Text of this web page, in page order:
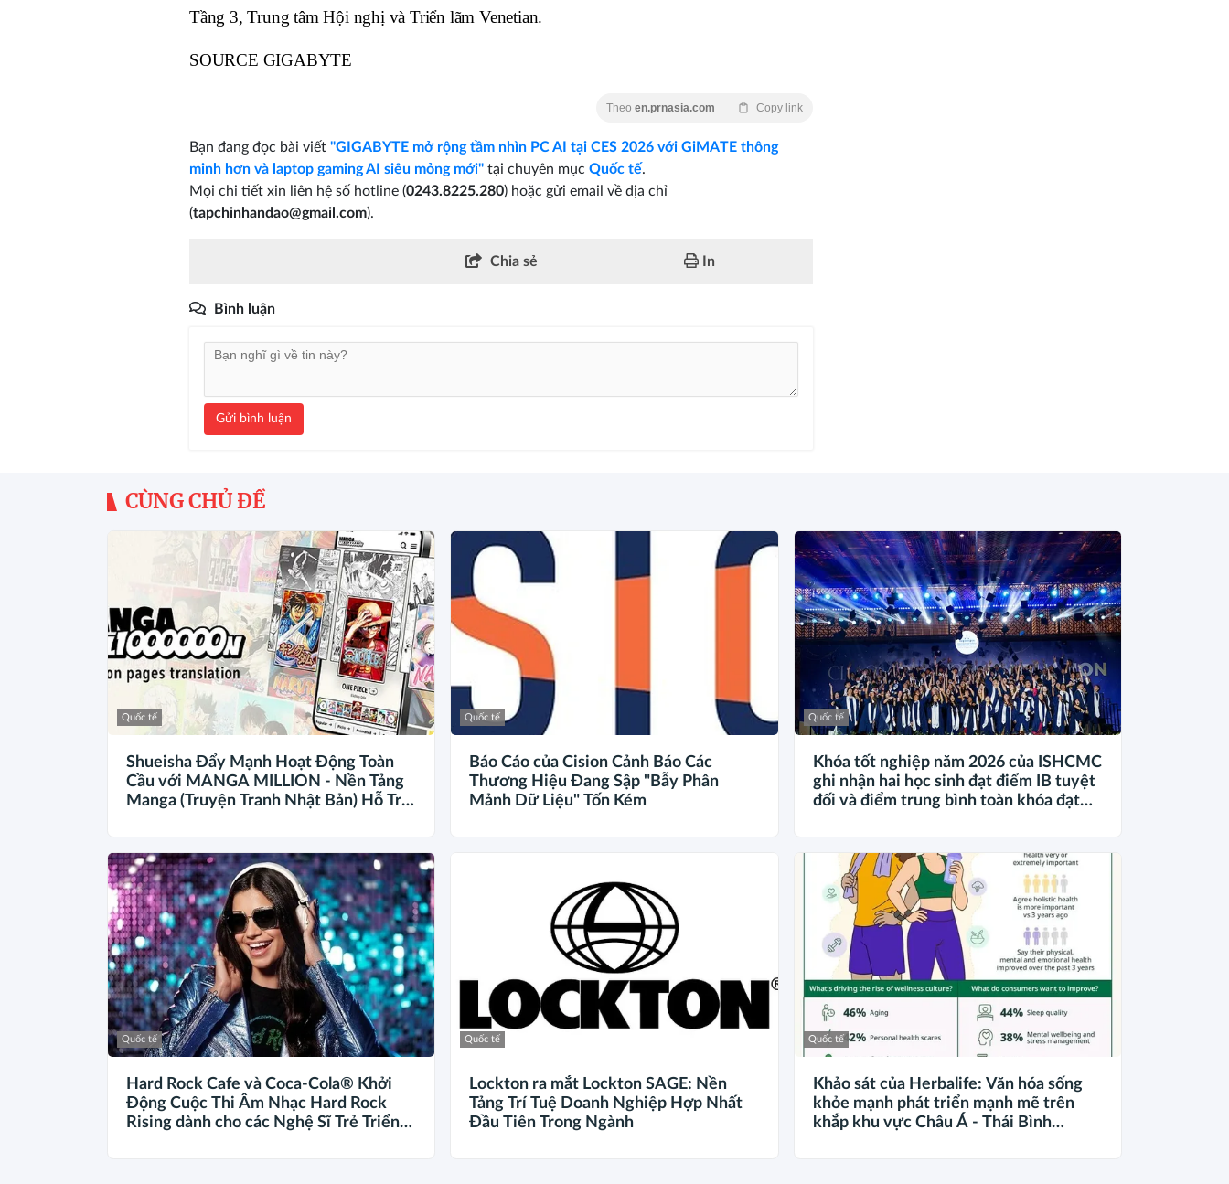
Tầng 3, Trung tâm Hội nghị và Triển lãm Venetian.
SOURCE GIGABYTE
Theo en.prnasia.com Copy link
Bạn đang đọc bài viết "GIGABYTE mở rộng tầm nhìn PC AI tại CES 2026 với GiMATE thông
minh hơn và laptop gaming AI siêu mỏng mới" tại chuyên mục Quốc tế.
Mọi chi tiết xin liên hệ số hotline (0243.8225.280) hoặc gửi email về địa chỉ
(tapchinhandao@gmail.com).
Chia sẻ In
Bình luận
Gửi bình luận
CÙNG CHỦ ĐỀ
Quốc tế
Shueisha Đẩy Mạnh Hoạt Động Toàn
Cầu với MANGA MILLION - Nền Tảng
Manga (Truyện Tranh Nhật Bản) Hỗ Trợ
Quốc tế
Báo Cáo của Cision Cảnh Báo Các
Thương Hiệu Đang Sập "Bẫy Phân
Mảnh Dữ Liệu" Tốn Kém
Quốc tế
Khóa tốt nghiệp năm 2026 của ISHCMC
ghi nhận hai học sinh đạt điểm IB tuyệt
đối và điểm trung bình toàn khóa đạt
Quốc tế
Hard Rock Cafe và Coca-Cola® Khởi
Động Cuộc Thi Âm Nhạc Hard Rock
Rising dành cho các Nghệ Sĩ Trẻ Triển
Quốc tế
Lockton ra mắt Lockton SAGE: Nền
Tảng Trí Tuệ Doanh Nghiệp Hợp Nhất
Đầu Tiên Trong Ngành
Quốc tế
Khảo sát của Herbalife: Văn hóa sống
khỏe mạnh phát triển mạnh mẽ trên
khắp khu vực Châu Á - Thái Bình